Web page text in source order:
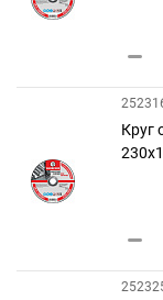
Круг